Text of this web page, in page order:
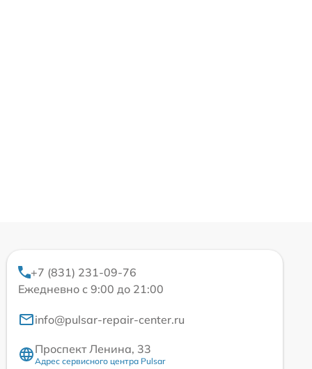
+7 (831) 231-09-76
Ежедневно с 9:00 до 21:00
info@pulsar-repair-center.ru
Проспект Ленина, 33
Адрес сервисного центра Pulsar